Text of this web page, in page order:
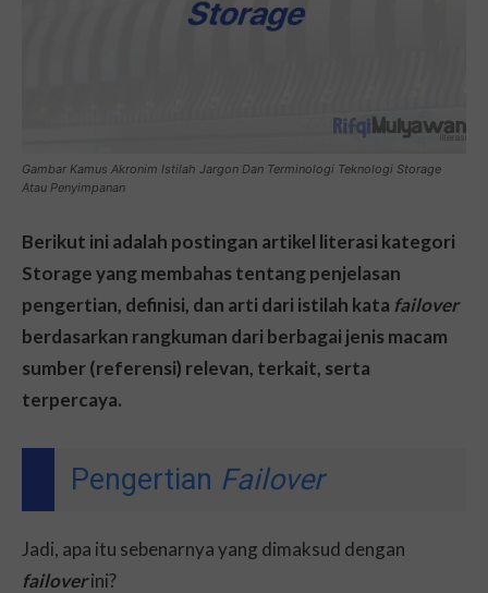
Gambar Kamus Akronim Istilah Jargon Dan Terminologi Teknologi Storage
Atau Penyimpanan
Berikut ini adalah postingan artikel literasi kategori
Storage yang membahas tentang penjelasan
pengertian, definisi, dan arti dari istilah kata failover
berdasarkan rangkuman dari berbagai jenis macam
sumber (referensi) relevan, terkait, serta
terpercaya.
Pengertian Failover
Jadi, apa itu sebenarnya yang dimaksud dengan
failoverini?